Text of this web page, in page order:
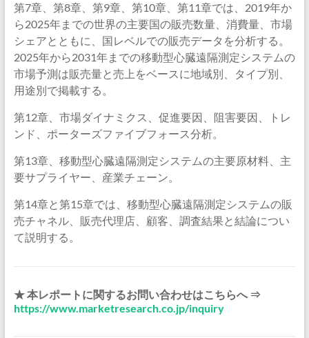
第7章、第8章、第9章、第10章、第11章では、2019年か
ら2025年までの世界の主要国の販売数量、消費量、市場
シェアとともに、国レベルでの販売データを分析する。
2025年から2031年までの移動型心臓遠隔測定システムの
市場予測は販売量と売上をベースに地域別、タイプ別、
用途別で掲載する。
第12章、市場ダイナミクス、促進要因、阻害要因、トレ
ンド、ポーターズファイブフォース分析。
第13章、移動型心臓遠隔測定システムの主要原材料、主
要サプライヤー、産業チェーン。
第14章と第15章では、移動型心臓遠隔測定システムの販
売チャネル、販売代理店、顧客、調査結果と結論につい
て説明する。
★ 本レポートに関するお問い合わせはこちらへ ⇒
https://www.marketresearch.co.jp/inquiry